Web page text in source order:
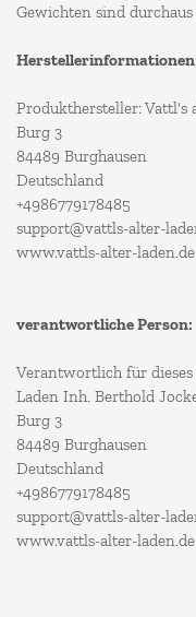
Gewichten sind
Produkthersteller: Vattl's
Burg 3
84489 Burghausen
Deutschland
+4986779178485
support@vattls-alter-
www.vattls-alter-laden.de
verantwortliche Person:
Verantwortlich für
Laden Inh. Berthold
Burg 3
84489 Burghausen
Deutschland
+4986779178485
support@vattls-alter-
www.vattls-alter-laden.de